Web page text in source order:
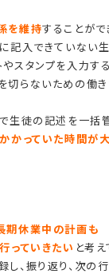
を維持することがで
記入できていない
スタンプを入力する
らないための働き
生徒の記述を一括
かっていた時間が
期休業中の計画も
っていきたい と考え
、振り返り、次の